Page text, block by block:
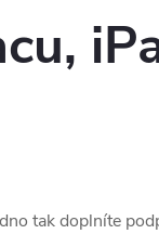
tak doplníte